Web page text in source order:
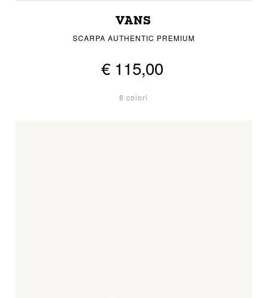
VANS
SCARPA AUTHENTIC PREMIUM
€ 115,00
8 colori